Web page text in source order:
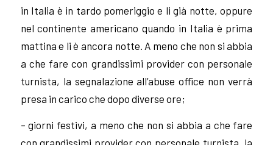
in Italia è in tardo pomeriggio e li già notte, oppure
nel continente americano quando in Italia è prima
mattina e li è ancora notte. A meno che non si abbia
a che fare con grandissimi provider con personale
turnista, la segnalazione all’abuse office non verrà
presa in carico che dopo diverse ore;
– giorni festivi, a meno che non si abbia a che fare